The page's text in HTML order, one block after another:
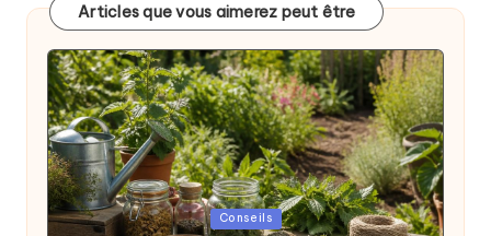
Articles que vous aimerez peut être
Posted
Conseils